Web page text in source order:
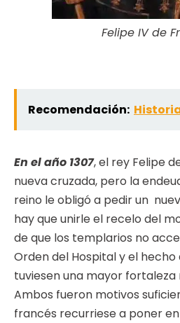
Felipe IV de
Recomendación:
En el año 1307, el rey Felipe
nueva cruzada, pero la
reino le obligó a pedir un
hay que unirle el recelo del
de que los templarios no
Orden del Hospital y el hecho
tuviesen una mayor
Ambos fueron motivos
francés recurriese a poner